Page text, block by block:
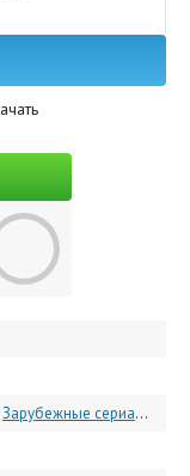
Зарубежные сериалы